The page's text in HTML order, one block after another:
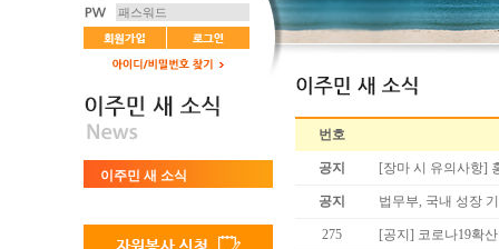
이주민 새 소식
번호
공지 [장마 시 유의사항]
공지 법무부, 국내 성장
275 [공지] 코로나19확